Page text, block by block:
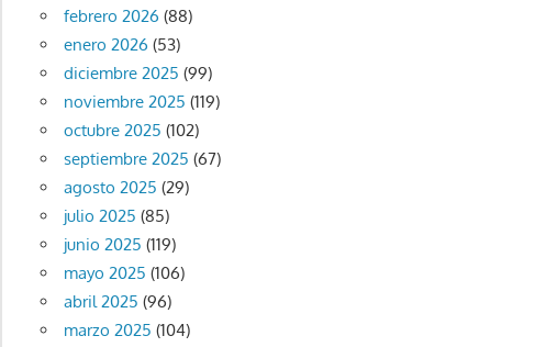
febrero 2026 (88)
enero 2026 (53)
diciembre 2025 (99)
noviembre 2025 (119)
octubre 2025 (102)
septiembre 2025 (67)
agosto 2025 (29)
julio 2025 (85)
junio 2025 (119)
mayo 2025 (106)
abril 2025 (96)
marzo 2025 (104)